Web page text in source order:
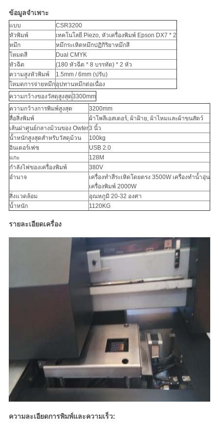
เป็น
ส่วน
ตัว
ข้อมูลจำเพาะ
แบบ
CSR3200
หัวพิมพ์
เทคโนโลยี Piezo, หัวเครื่องพิมพ์ Epson DX7 * 2
หมึก
หมึกระเหิดหมึกปฏิกิริยาหมึกสี
โหมดสี
Dual CMYK
หัวฉีด
(180 หัวฉีด * 8 บรรทัด) * 2 หัว
ความสูงหัวพิมพ์
1.5mm / 6mm (ปรับ)
โหมดการจ่ายหมึกอุปทานหมึกต่อเนื่อง
ความกว้างของวัสดุสูงสุด3300mm
ความกว้างการพิมพ์สูงสุด
3200mm
สื่อสิ่งพิมพ์
ผ้าโพลีเอสเตอร์, ผ้าฝ้าย, ผ้าไหมและผ้าขนสัตว์
เส้นผ่าศูนย์กลางม้วนของ Owter3 นิ้ว
น้ำหนักสูงสุดสำหรับวัสดุม้วน
100kg
อินเตอร์เฟซ
USB 2.0
แกะ
128M
กำลังไฟของเครื่องพิมพ์
380V
อำนาจ
เครื่องทำสีระเหิดโดยตรง 3500W เครื่องทำน้ำอุ่น
เครื่องพิมพ์ 2000W
สิ่งแวดล้อม
อุณหภูมิ 20-32 องศา
น้ำหนัก
1120KG
รายละเอียดเครื่อง
ความละเอียดการพิมพ์และความเร็ว: